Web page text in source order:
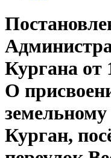
Кургана от
О
земельному
Курган,